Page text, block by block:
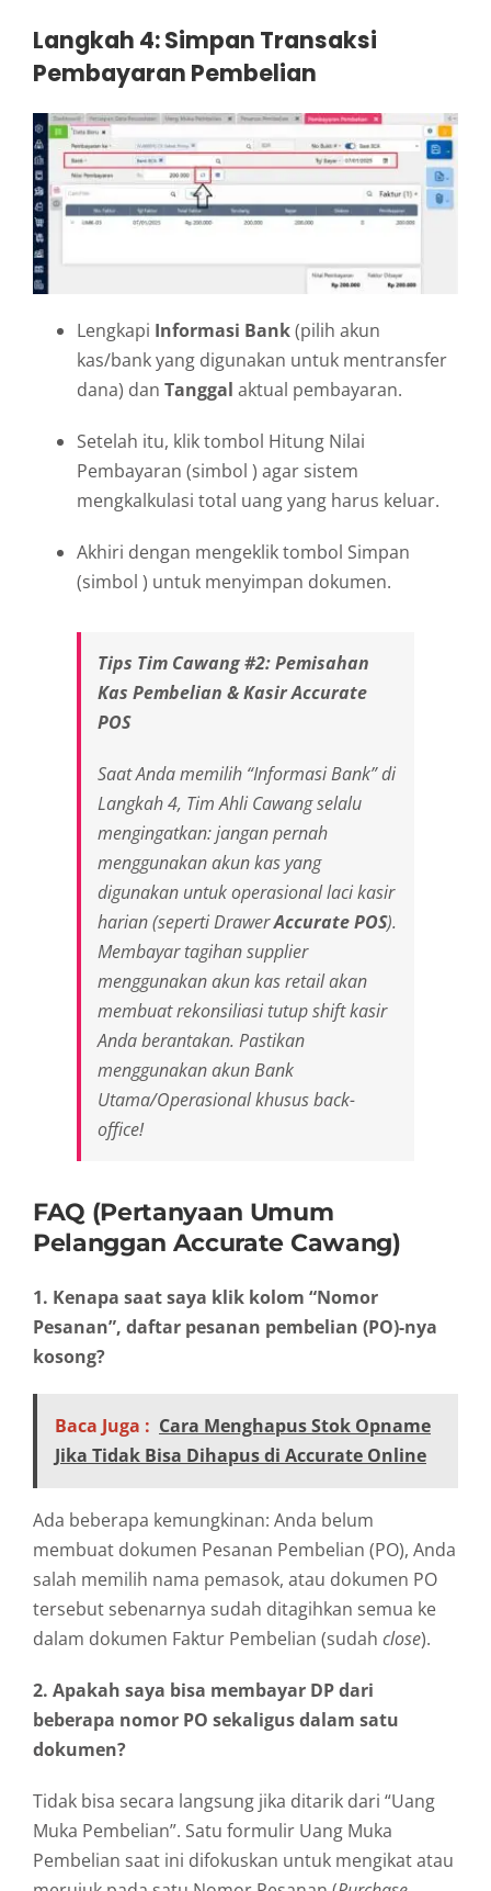
Langkah 4: Simpan Transaksi
Pembayaran Pembelian
Lengkapi Informasi Bank(pilih akun
kas/bank yang digunakan untuk mentransfer
dana) dan Tanggal aktual pembayaran.
Setelah itu, klik tombol Hitung Nilai
Pembayaran (simbol ) agar sistem
mengkalkulasi total uang yang harus keluar.
Akhiri dengan mengeklik tombol Simpan
(simbol ) untuk menyimpan dokumen.
Tips Tim Cawang #2: Pemisahan
Kas Pembelian & Kasir Accurate
POS
Saat Anda memilih “Informasi Bank” di
Langkah 4, Tim Ahli Cawang selalu
mengingatkan: jangan pernah
menggunakan akun kas yang
digunakan untuk operasional laci kasir
harian (sepertiDrawerAccurate POS).
Membayar tagihansupplier
menggunakan akun kas retail akan
membuat rekonsiliasi tutupshiftkasir
Anda berantakan. Pastikan
menggunakan akun Bank
Utama/Operasional khususback-
office!
FAQ (Pertanyaan Umum
Pelanggan Accurate Cawang)
1. Kenapa saat saya klik kolom “Nomor
Pesanan”, daftar pesanan pembelian (PO)-nya
kosong?
Baca Juga : Cara Menghapus Stok Opname
Jika Tidak Bisa Dihapus di Accurate Online
Ada beberapa kemungkinan: Anda belum
membuat dokumen Pesanan Pembelian (PO), Anda
salah memilih nama pemasok, atau dokumen PO
tersebut sebenarnya sudah ditagihkan semua ke
dalam dokumen Faktur Pembelian (sudah close).
2. Apakah saya bisa membayar DP dari
beberapa nomor PO sekaligus dalam satu
dokumen?
Tidak bisa secara langsung jika ditarik dari “Uang
Muka Pembelian”. Satu formulir Uang Muka
Pembelian saat ini difokuskan untuk mengikat atau